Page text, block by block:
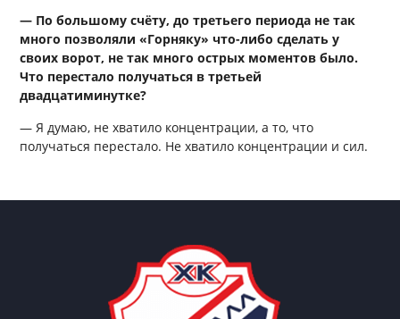
— По большому счёту, до третьего периода не так
много позволяли «Горняку» что-либо сделать у
своих ворот, не так много острых моментов было.
Что перестало получаться в третьей
двадцатиминутке?
— Я думаю, не хватило концентрации, а то, что
получаться перестало. Не хватило концентрации и сил.